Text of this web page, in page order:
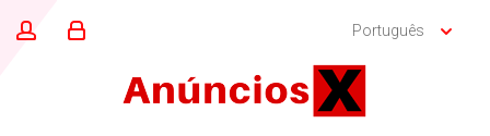
Português